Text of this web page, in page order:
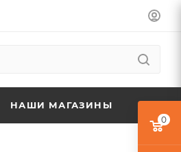
НАШИ МАГАЗИНЫ
0